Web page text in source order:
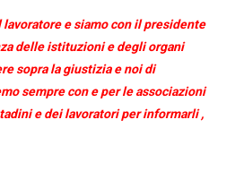
e siamo con il presidente
delle istituzioni e degli organi
sopra la giustizia e noi di
sempre con e per le associazioni
e dei lavoratori per informarli ,